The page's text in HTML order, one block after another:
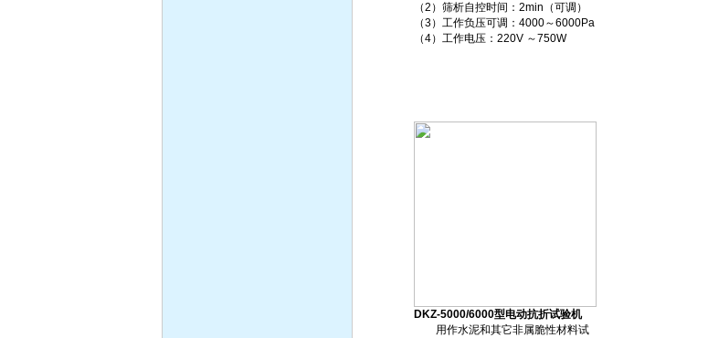
（2）筛析自控时间：2min（可调）
（3）工作负压可调：4000～6000Pa
（4）工作电压：220V ～750W
DKZ-5000/6000型电动抗折试验机
用作水泥和其它非属脆性材料试